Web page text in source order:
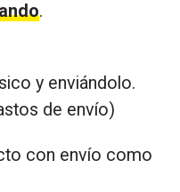
.
y enviándolo.
de envío)
con envío como